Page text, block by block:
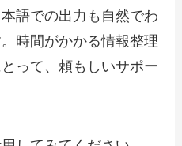
語での出力も自然でわ
時間がかかる情報整理
って、頼もしいサポー